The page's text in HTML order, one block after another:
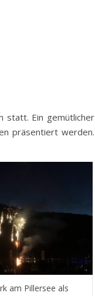
statt. Ein gemütlicher
präsentiert werden.
am Pillersee als